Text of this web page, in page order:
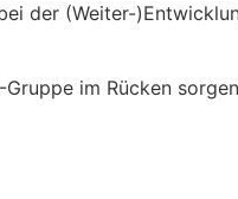
der (Weiter-
im Rücken